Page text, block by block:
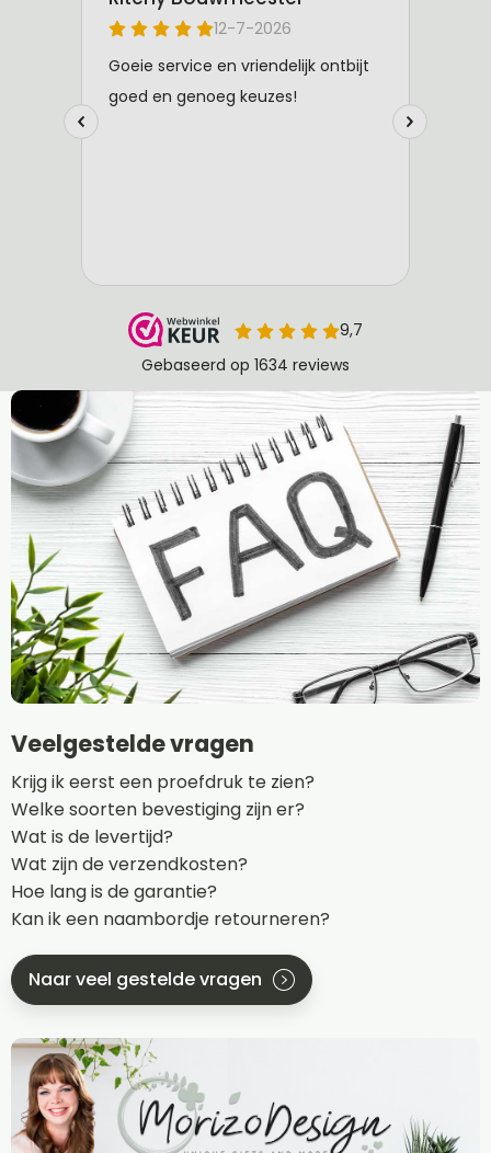
Veelgestelde vragen
Krijg ik eerst een proefdruk te zien?
Welke soorten bevestiging zijn er?
Wat is de levertijd?
Wat zijn de verzendkosten?
Hoe lang is de garantie?
Kan ik een naambordje retourneren?
Naar veel gestelde vragen